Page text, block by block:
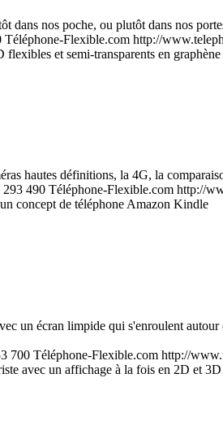
dans nos poche, ou plutôt dans nos
Téléphone-Flexible.com http://
flexibles et semi-transparents en graphène
hautes définitions, la 4G, la
293 490 Téléphone-Flexible.com http://
concept de téléphone Amazon Kindle
un écran limpide qui s'enroulent
700 Téléphone-Flexible.com http://
avec un affichage à la fois en 2D et 3D